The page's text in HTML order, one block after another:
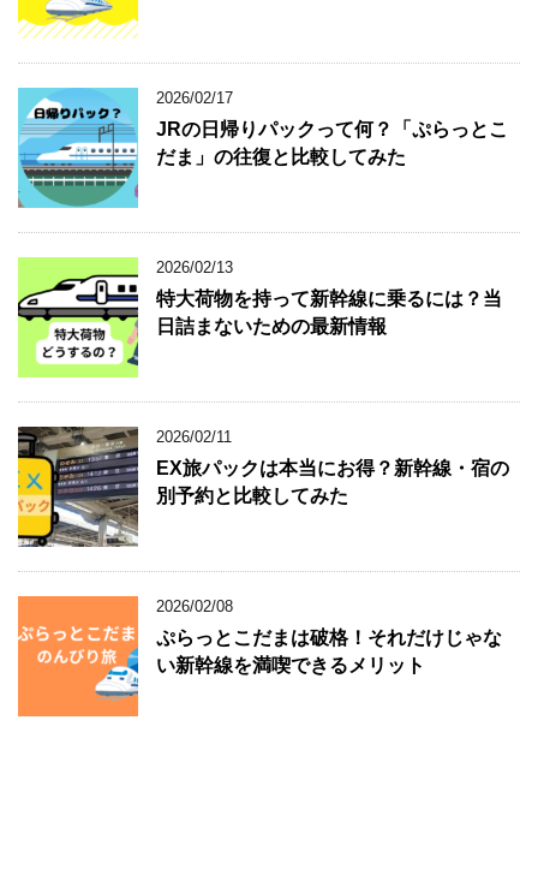
2026/02/17
JRの日帰りパックって何？「ぷらっとこ
だま」の往復と比較してみた
2026/02/13
特大荷物を持って新幹線に乗るには？当
日詰まないための最新情報
2026/02/11
EX旅パックは本当にお得？新幹線・宿の
別予約と比較してみた
2026/02/08
ぷらっとこだまは破格！それだけじゃな
い新幹線を満喫できるメリット